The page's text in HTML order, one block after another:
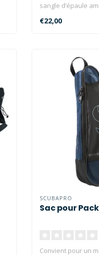
sangle d’épaule
€22,00
SCUBAPRO
Sac pour
Convient pour un